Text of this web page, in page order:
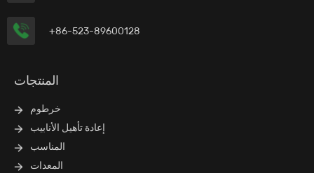
+86-523-89600128
المنتجات
خرطوم
إعادة تأهيل الأنابيب
المناسب
المعدات